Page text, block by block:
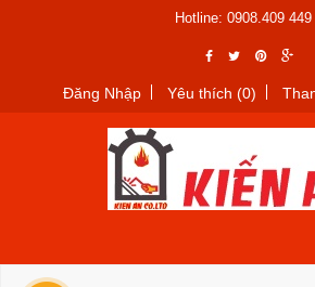
Hotline: 0908.409 449
Đăng Nhập Yêu thích (0)